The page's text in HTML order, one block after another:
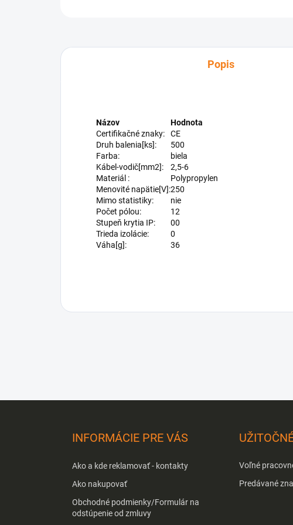
Popis
Názov
Hodnota
Certifikačné znaky:
CE
Druh balenia[ks]:
500
Farba:
biela
Kábel-vodič[mm2]:
2,5-6
Materiál :
Polypropylen
Menovité napätie[V]:250
Mimo statistiky:
nie
Počet pólou:
12
Stupeň krytia IP:
00
Trieda izolácie:
0
Váha[g]:
36
INFORMÁCIE PRE VÁS
Ako a kde reklamovať - kontakty
Ako nakupovať
Obchodné podmienky/Formulár na
odstúpenie od zmluvy
Voľné
Predávané